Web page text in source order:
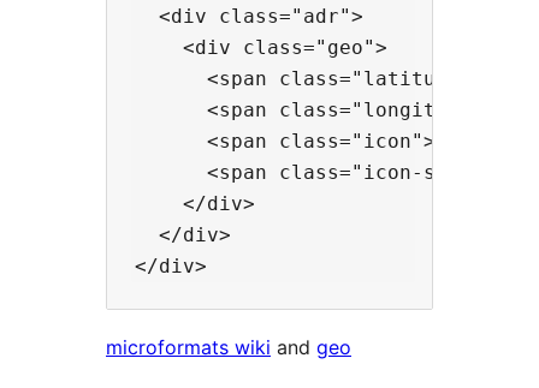
  <div class="adr">
    <div class="geo">
<span
<span
<span class="icon">/wp-
<span class="icon-
    </div>
  </div>
microformats wiki and geo